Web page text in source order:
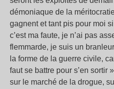
démoniaque de la
gagnent et tant pis pour moi
c’est ma faute, je n’ai pas
flemmarde, je suis un
la forme de la guerre civile,
faut se battre pour s’en sortir
sur le marché de la drogue,